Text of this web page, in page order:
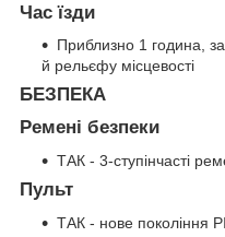
Час їзди
Приблизно 1 година,
й рельєфу місцевості
БЕЗПЕКА
Ремені безпеки
ТАК - 3-ступінчасті
Пульт
ТАК - нове покоління